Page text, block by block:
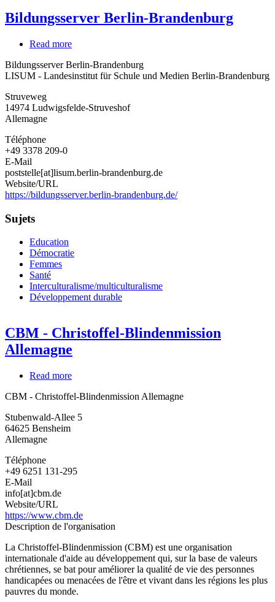
Bildungsserver Berlin-Brandenburg
Read more
Berlin-
Brandenburg
Bildungsserver Berlin-Brandenburg
LISUM - Landesinstitut für Schule und Medien Berlin-Brandenburg
Struveweg
14974 Ludwigsfelde-Struveshof
Allemagne
Téléphone
+49 3378 209-0
E-Mail
poststelle[at]lisum.berlin-brandenburg.de
Website/URL
https://bildungsserver.berlin-brandenburg.de/
Sujets
Education
Démocratie
Femmes
Santé
Interculturalisme/multiculturalisme
Développement durable
CBM - Christoffel-Blindenmission
Allemagne
Read more
-
Blindenmission
CBM - Christoffel-Blindenmission Allemagne
Stubenwald-Allee 5
64625 Bensheim
Allemagne
Téléphone
+49 6251 131-295
E-Mail
info[at]cbm.de
Website/URL
https://www.cbm.de
Description de l'organisation
La Christoffel-Blindenmission (CBM) est une organisation
internationale d'aide au développement qui, sur la base de valeurs
chrétiennes, se bat pour améliorer la qualité de vie des personnes
handicapées ou menacées de l'être et vivant dans les régions les plus
pauvres du monde.